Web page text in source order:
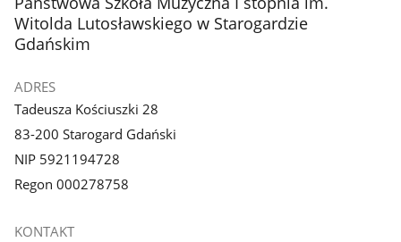
Witolda Lutosławskiego w Starogardzie
Gdańskim
ADRES
Tadeusza Kościuszki 28
83-200 Starogard Gdański
NIP 5921194728
Regon 000278758
KONTAKT